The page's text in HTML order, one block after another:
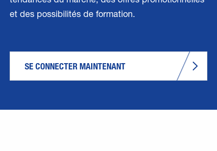
et des possibilités de formation.
SE CONNECTER MAINTENANT